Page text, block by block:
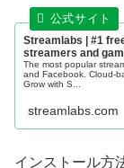
Streamlabs | #1
streamers and
The most popular
and Facebook. Cloud-
Grow with S...
streamlabs.com
インストール方